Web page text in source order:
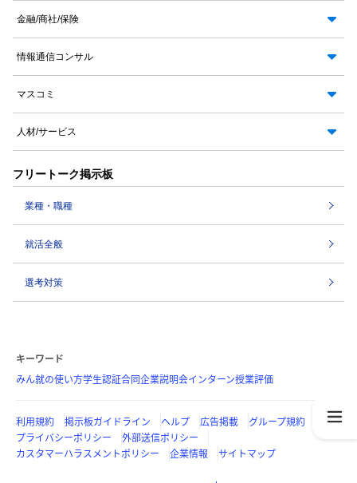
金融/商社/保険
情報通信コンサル
マスコミ
人材/サービス
フリートーク掲示板
業種・職種
就活全般
選考対策
キーワード
みん就の使い方学生認証合同企業説明会インターン授業評価
利用規約 掲示板ガイドライン ヘルプ 広告掲載
グループ規約
プライバシーポリシー
外部送信ポリシー
カスタマーハラスメントポリシー
企業情報 サイトマップ